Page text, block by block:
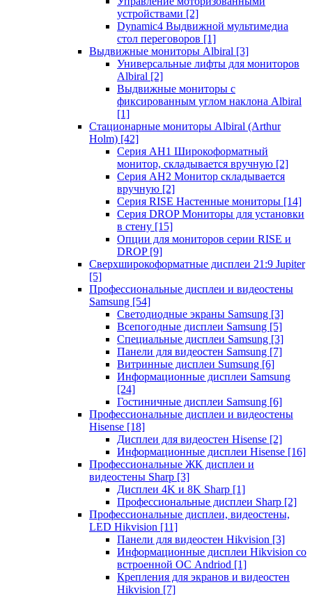
устройствами [2]
Dynamic4 Выдвижной мультимедиа
стол переговоров [1]
Выдвижные мониторы Albiral [3]
Универсальные лифты для мониторов
Albiral [2]
Выдвижные мониторы с
фиксированным углом наклона Albiral
[1]
Стационарные мониторы Albiral (Arthur
Holm) [42]
Серия AH1 Широкоформатный
монитор, складывается вручную [2]
Серия AH2 Монитор складывается
вручную [2]
Серия RISE Настенные мониторы [14]
Серия DROP Мониторы для установки
в стену [15]
Опции для мониторов серии RISE и
DROP [9]
Сверхширокоформатные дисплеи 21:9 Jupiter
[5]
Профессиональные дисплеи и видеостены
Samsung [54]
Светодиодные экраны Samsung [3]
Всепогодные дисплеи Samsung [5]
Специальные дисплеи Samsung [3]
Панели для видеостен Samsung [7]
Витринные дисплеи Sumsung [6]
Информационные дисплеи Samsung
[24]
Гостиничные дисплеи Samsung [6]
Профессиональные дисплеи и видеостены
Hisense [18]
Дисплеи для видеостен Hisense [2]
Информационные дисплеи Hisense [16]
Профессиональные ЖК дисплеи и
видеостены Sharp [3]
Дисплеи 4K и 8K Sharp [1]
Профессиональные дисплеи Sharp [2]
Профессиональные дисплеи, видеостены,
LED Hikvision [11]
Панели для видеостен Hikvision [3]
Информационные дисплеи Hikvision со
встроенной ОС Andriod [1]
Крепления для экранов и видеостен
Hikvision [7]